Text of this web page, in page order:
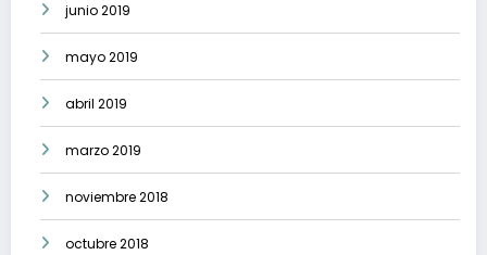
junio 2019
mayo 2019
abril 2019
marzo 2019
noviembre 2018
octubre 2018